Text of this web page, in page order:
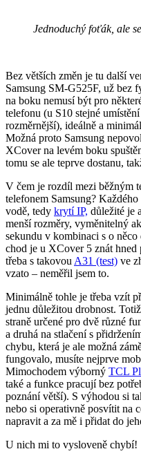
Jednoduchý foťák, ale
Bez větších změn je tu další
Samsung SM-G525F, už bez
na boku nemusí být pro
telefonu (u S10 stejné
rozměrnější), ideálně a
Možná proto Samsung
XCover na levém boku
tomu se ale teprve dostanu,
V čem je rozdíl mezi běžným
telefonem Samsung?
vodě, tedy krytí IP, důležité je
menší rozměry, vyměnitelný
sekundu v kombinaci s o
chod je u XCover 5 znát
třeba s takovou A31 (test) ve
vzato – neměřil jsem to.
Minimálně tohle je třeba vzít
jednu důležitou drobnost.
straně určené pro dvě různé
a druhá na stlačení s
chybu, která je ale možná
fungovalo, musíte nejprve
Mimochodem výborný TCL
také a funkce pracují bez
poznání větší). S výhodou si
nebo si operativně posvítit na
napravit a za mě i přidat do
U nich mi to vysloveně chybí!